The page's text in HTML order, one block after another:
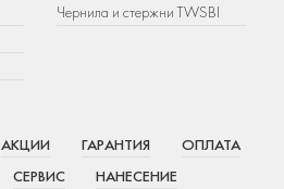
Чернила и стержни TWSBI
АКЦИИ ГАРАНТИЯ
ОПЛАТА
СЕРВИС НАНЕСЕНИЕ